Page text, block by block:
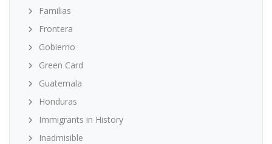
Familias
Frontera
Gobierno
Green Card
Guatemala
Honduras
Immigrants in History
Inadmisible